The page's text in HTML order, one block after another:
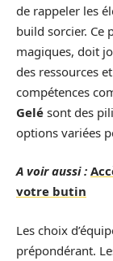
de rappeler les
build sorcier. Ce
magiques, doit
des ressources
compétences
Gelé sont des
options variées
A voir aussi :
votre butin
Les choix
prépondérant.